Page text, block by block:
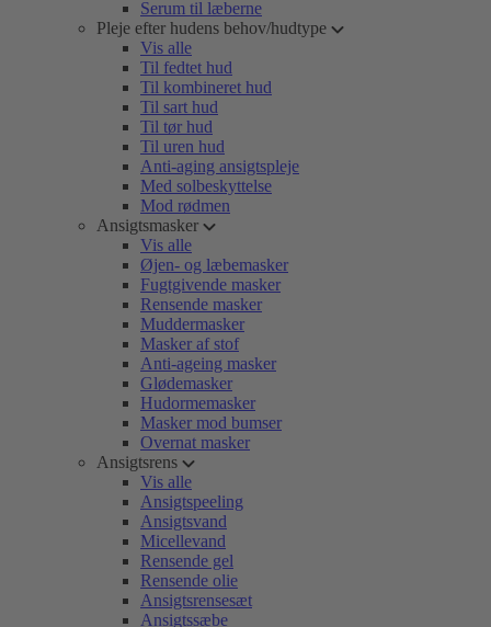
Serum til læberne
Pleje efter hudens behov/hudtype
Vis alle
Til fedtet hud
Til kombineret hud
Til sart hud
Til tør hud
Til uren hud
Anti-aging ansigtspleje
Med solbeskyttelse
Mod rødmen
Ansigtsmasker
Vis alle
Øjen- og læbemasker
Fugtgivende masker
Rensende masker
Muddermasker
Masker af stof
Anti-ageing masker
Glødemasker
Hudormemasker
Masker mod bumser
Overnat masker
Ansigtsrens
Vis alle
Ansigtspeeling
Ansigtsvand
Micellevand
Rensende gel
Rensende olie
Ansigtsrensesæt
Ansigtssæbe